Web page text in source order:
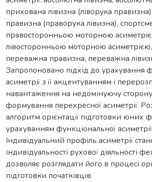
прихована лівизна (ліворука
правизна (праворука лівизна),
правосторонньою моторною
лівосторонньою моторною
переважна правизна, переважна
Запропоновано підхід до урахування
асиметрії з її акцентуванням і
навантаження на недомінуючу
формування перехресної асиметрії.
алгоритм орієнтації підготовки юних
урахуванням функціональної
Індивідуальний профіль асиметрії
індивідуальності рухової діяльності
дозволяє розглядати його в процесі
підготовки початківців.